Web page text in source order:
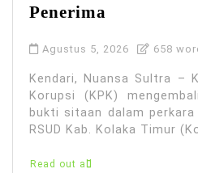
Penerima
Agustus 5, 2026 658
Kendari, Nuansa Sultra –
Korupsi (KPK)
bukti sitaan dalam perkara
RSUD Kab. Kolaka Timur
Read out all